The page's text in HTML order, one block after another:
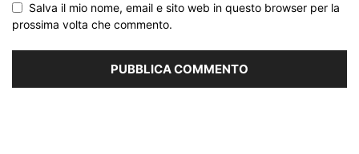
Salva il mio nome, email e sito web in questo browser per la
prossima volta che commento.